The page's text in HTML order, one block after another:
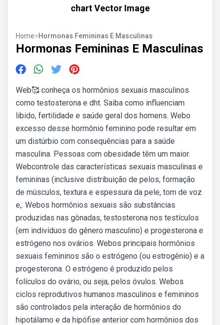
chart Vector Image
Home>Hormonas Femininas E Masculinas
Hormonas Femininas E Masculinas
Web🥰 conheça os hormônios sexuais masculinos
como testosterona e dht. Saiba como influenciam
libido, fertilidade e saúde geral dos homens. Webo
excesso desse hormônio feminino pode resultar em
um distúrbio com consequências para a saúde
masculina. Pessoas com obesidade têm um maior.
Webcontrole das características sexuais masculinas e
femininas (inclusive distribuição de pelos, formação
de músculos, textura e espessura da pele, tom de voz
e,. Webos hormônios sexuais são substâncias
produzidas nas gônadas, testosterona nos testículos
(em indivíduos do gênero masculino) e progesterona e
estrógeno nos ovários. Webos principais hormônios
sexuais femininos são o estrógeno (ou estrogênio) e a
progesterona. O estrógeno é produzido pelos
folículos do ovário, ou seja, pelos óvulos. Webos
ciclos reprodutivos humanos masculinos e femininos
são controlados pela interação de hormônios do
hipotálamo e da hipófise anterior com hormônios dos